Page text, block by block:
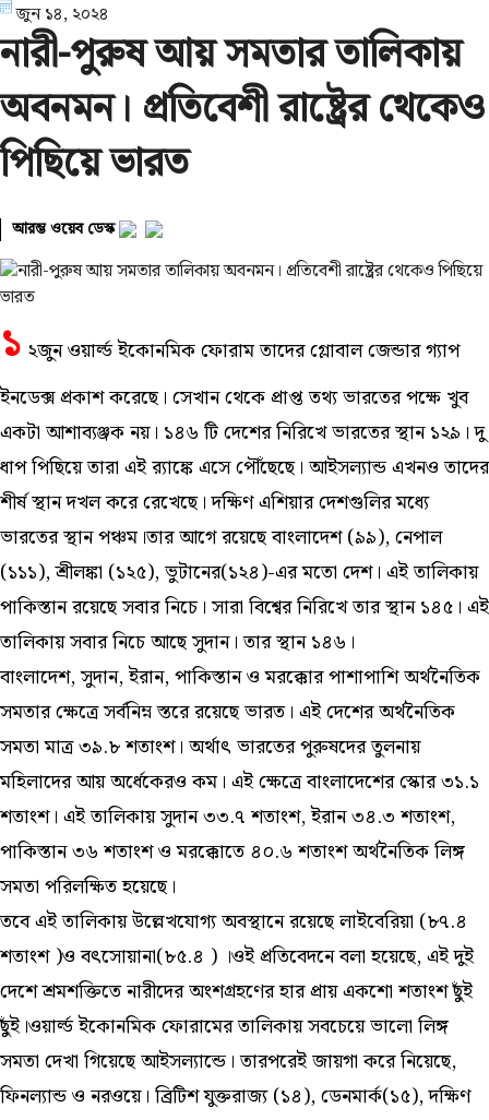
জুন ১৪, ২০২৪
নারী-পুরুষ আয় সমতার তালিকায়
অবনমন। প্রতিবেশী রাষ্ট্রের থেকেও
পিছিয়ে ভারত
আরম্ভ ওয়েব ডেস্ক
১ ২জুন ওয়ার্ল্ড ইকোনমিক ফোরাম তাদের গ্লোবাল জেন্ডার গ্যাপ
ইনডেক্স প্রকাশ করেছে। সেখান থেকে প্রাপ্ত তথ্য ভারতের পক্ষে খুব
একটা আশাব্যঞ্জক নয়। ১৪৬ টি দেশের নিরিখে ভারতের স্থান ১২৯। দু
ধাপ পিছিয়ে তারা এই র‍্যাঙ্কে এসে পৌঁছেছে। আইসল্যান্ড এখনও তাদের
শীর্ষ স্থান দখল করে রেখেছে। দক্ষিণ এশিয়ার দেশগুলির মধ্যে
ভারতের স্থান পঞ্চম।তার আগে রয়েছে বাংলাদেশ (৯৯), নেপাল
(১১১), শ্রীলঙ্কা (১২৫), ভুটানের(১২৪)-এর মতো দেশ। এই তালিকায়
পাকিস্তান রয়েছে সবার নিচে। সারা বিশ্বের নিরিখে তার স্থান ১৪৫। এই
তালিকায় সবার নিচে আছে সুদান। তার স্থান ১৪৬।
বাংলাদেশ, সুদান, ইরান, পাকিস্তান ও মরক্কোর পাশাপাশি অর্থনৈতিক
সমতার ক্ষেত্রে সর্বনিম্ন স্তরে রয়েছে ভারত। এই দেশের অর্থনৈতিক
সমতা মাত্র ৩৯.৮ শতাংশ। অর্থাৎ ভারতের পুরুষদের তুলনায়
মহিলাদের আয় অর্ধেকেরও কম। এই ক্ষেত্রে বাংলাদেশের স্কোর ৩১.১
শতাংশ। এই তালিকায় সুদান ৩৩.৭ শতাংশ, ইরান ৩৪.৩ শতাংশ,
পাকিস্তান ৩৬ শতাংশ ও মরক্কোতে ৪০.৬ শতাংশ অর্থনৈতিক লিঙ্গ
সমতা পরিলক্ষিত হয়েছে।
তবে এই তালিকায় উল্লেখযোগ্য অবস্থানে রয়েছে লাইবেরিয়া (৮৭.৪
শতাংশ )ও বৎসোয়ানা(৮৫.৪ ) ।ওই প্রতিবেদনে বলা হয়েছে, এই দুই
দেশে শ্রমশক্তিতে নারীদের অংশগ্রহণের হার প্রায় একশো শতাংশ ছুঁই
ছুঁই।ওয়ার্ল্ড ইকোনমিক ফোরামের তালিকায় সবচেয়ে ভালো লিঙ্গ
সমতা দেখা গিয়েছে আইসল্যান্ডে। তারপরেই জায়গা করে নিয়েছে,
ফিনল্যান্ড ও নরওয়ে। ব্রিটিশ যুক্তরাজ্য (১৪), ডেনমার্ক(১৫), দক্ষিণ